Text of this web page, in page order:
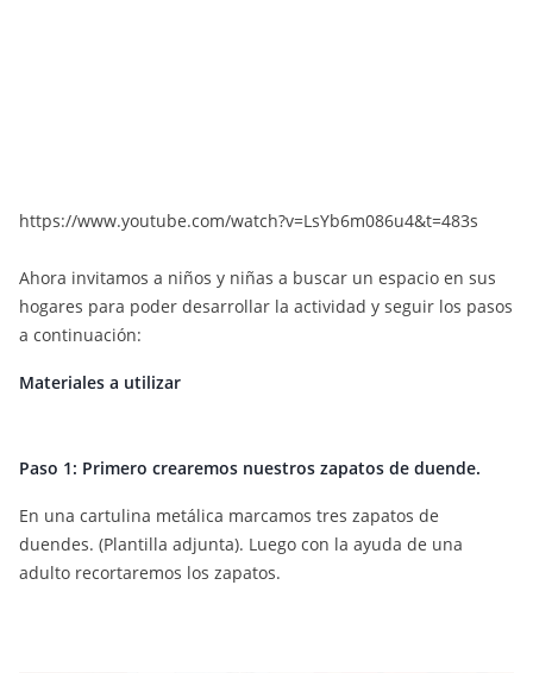
https://www.youtube.com/watch?v=LsYb6m086u4&t=483s
Ahora invitamos a niños y niñas a buscar un espacio en sus
hogares para poder desarrollar la actividad y seguir los pasos
a continuación:
Materiales a utilizar
Paso 1: Primero crearemos nuestros zapatos de duende.
En una cartulina metálica marcamos tres zapatos de
duendes. (Plantilla adjunta). Luego con la ayuda de una
adulto recortaremos los zapatos.